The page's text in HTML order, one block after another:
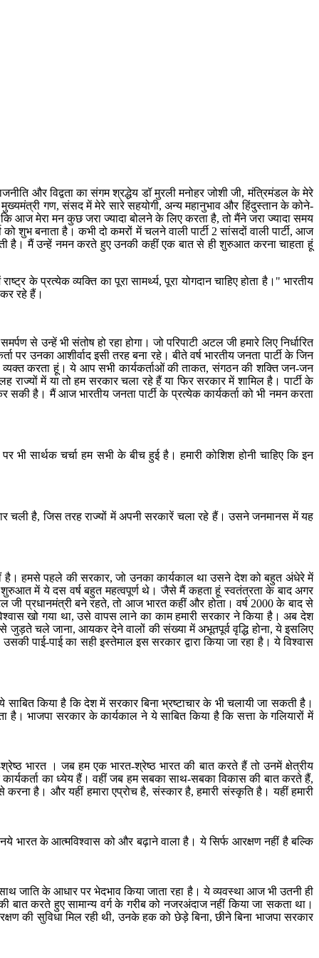
और विद्वता का संगम श्रद्धेय डॉ मुरली मनोहर जोशी जी, मंत्रिमंडल के मेरे
गण, संसद में मेरे सारे सहयोगी, अन्य महानुभाव और हिंदुस्तान के कोने-
आज मेरा मन कुछ जरा ज्यादा बोलने के लिए करता है, तो मैंने जरा ज्यादा समय
शुभ बनाता है। कभी दो कमरों में चलने वाली पार्टी 2 सांसदों वाली पार्टी, आज
है। मैं उन्हें नमन करते हुए उनकी कहीं एक बात से ही शुरुआत करना चाहता हूं
के प्रत्येक व्यक्ति का पूरा सामर्थ्य, पूरा योगदान चाहिए होता है।" भारतीय
कर रहे हैं।
से उन्हें भी संतोष हो रहा होगा। जो परिपाटी अटल जी हमारे लिए निर्धारित
उनका आशीर्वाद इसी तरह बना रहे। बीते वर्ष भारतीय जनता पार्टी के जिन
व्यक्त करता हूं। ये आप सभी कार्यकर्ताओं की ताकत, संगठन की शक्ति जन-जन
में या तो हम सरकार चला रहे हैं या फिर सरकार में शामिल है। पार्टी के
है। मैं आज भारतीय जनता पार्टी के प्रत्येक कार्यकर्ता को भी नमन करता
भी सार्थक चर्चा हम सभी के बीच हुई है। हमारी कोशिश होनी चाहिए कि इन
चली है, जिस तरह राज्यों में अपनी सरकारें चला रहे हैं। उसने जनमानस में यह
है। हमसे पहले की सरकार, जो उनका कार्यकाल था उसने देश को बहुत अंधेरे में
शुरुआत में ये दस वर्ष बहुत महत्वपूर्ण थे। जैसे मैं कहता हूं स्वतंत्रता के बाद अगर
प्रधानमंत्री बने रहते, तो आज भारत कहीं और होता। वर्ष 2000 के बाद से
खो गया था, उसे वापस लाने का काम हमारी सरकार ने किया है। अब देश
जुड़ते चले जाना, आयकर देने वालों की संख्या में अभूतपूर्व वृद्धि होना, ये इसलिए
पाई-पाई का सही इस्तेमाल इस सरकार द्वारा किया जा रहा है। ये विश्वास
किया है कि देश में सरकार बिना भ्रष्टाचार के भी चलायी जा सकती है।
भाजपा सरकार के कार्यकाल ने ये साबित किया है कि सत्ता के गलियारों में
भारत । जब हम एक भारत-श्रेष्ठ भारत की बात करते हैं तो उनमें क्षेत्रीय
का ध्येय हैं। वहीं जब हम सबका साथ-सबका विकास की बात करते हैं,
है। और यहीं हमारा एप्रोच है, संस्कार है, हमारी संस्कृति है। यहीं हमारी
भारत के आत्मविश्वास को और बढ़ाने वाला है। ये सिर्फ आरक्षण नहीं है बल्कि
जाति के आधार पर भेदभाव किया जाता रहा है। ये व्यवस्था आज भी उतनी ही
करते हुए सामान्य वर्ग के गरीब को नजरअंदाज नहीं किया जा सकता था।
सुविधा मिल रही थी, उनके हक को छेड़े बिना, छीने बिना भाजपा सरकार